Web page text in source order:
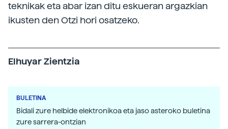
teknikak eta abar izan ditu eskueran argazkian
ikusten den Otzi hori osatzeko.
Elhuyar Zientzia
BULETINA
Bidali zure helbide elektronikoa eta jaso asteroko buletina
zure sarrera-ontzian